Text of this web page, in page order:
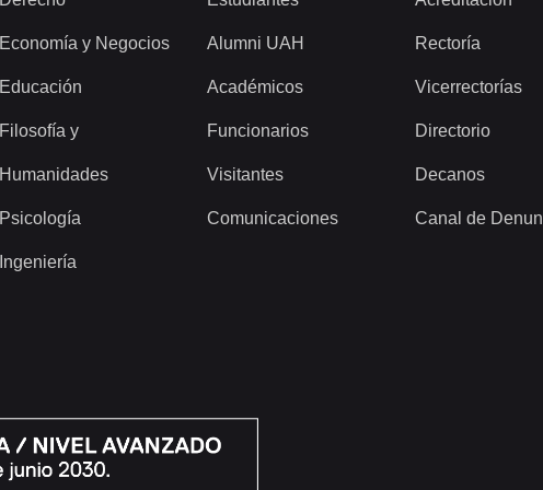
Economía y Negocios
Educación
Filosofía y
Humanidades
Psicología
Ingeniería
Alumni UAH
Académicos
Funcionarios
Visitantes
Comunicaciones
Rectoría
Vicerrectorías
Directorio
Decanos
Canal de